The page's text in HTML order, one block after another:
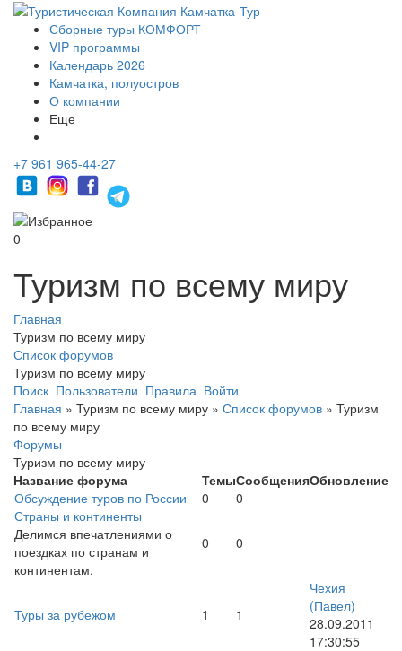
Сборные туры КОМФОРТ
VIP программы
Календарь 2026
Камчатка, полуостров
О компании
Еще
+7 961 965-44-27
0
Туризм по всему миру
Главная
Туризм по всему миру
Список форумов
Туризм по всему миру
Поиск Пользователи Правила Войти
Главная » Туризм по всему миру » Список форумов » Туризм
по всему миру
Форумы
Туризм по всему миру
Название форума
ТемыСообщенияОбновление
Обсуждение туров по России
0
0
Страны и континенты
Делимся впечатлениями о
поездках по странам и
континентам.
0 0
Туры за рубежом 1 1
Чехия
(Павел)
28.09.2011
17:30:55